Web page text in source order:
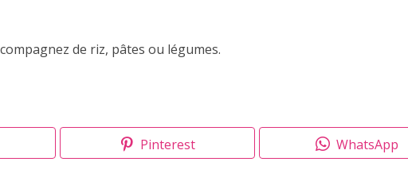
de riz, pâtes ou légumes.
Pinterest WhatsApp